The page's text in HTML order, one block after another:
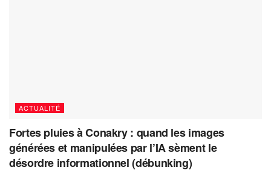
ACTUALITÉ
Fortes pluies à Conakry : quand les images
générées et manipulées par l’IA sèment le
désordre informationnel (débunking)